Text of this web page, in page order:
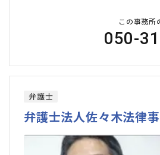
この事務所
050-
弁護士
弁護士法人佐々木法律